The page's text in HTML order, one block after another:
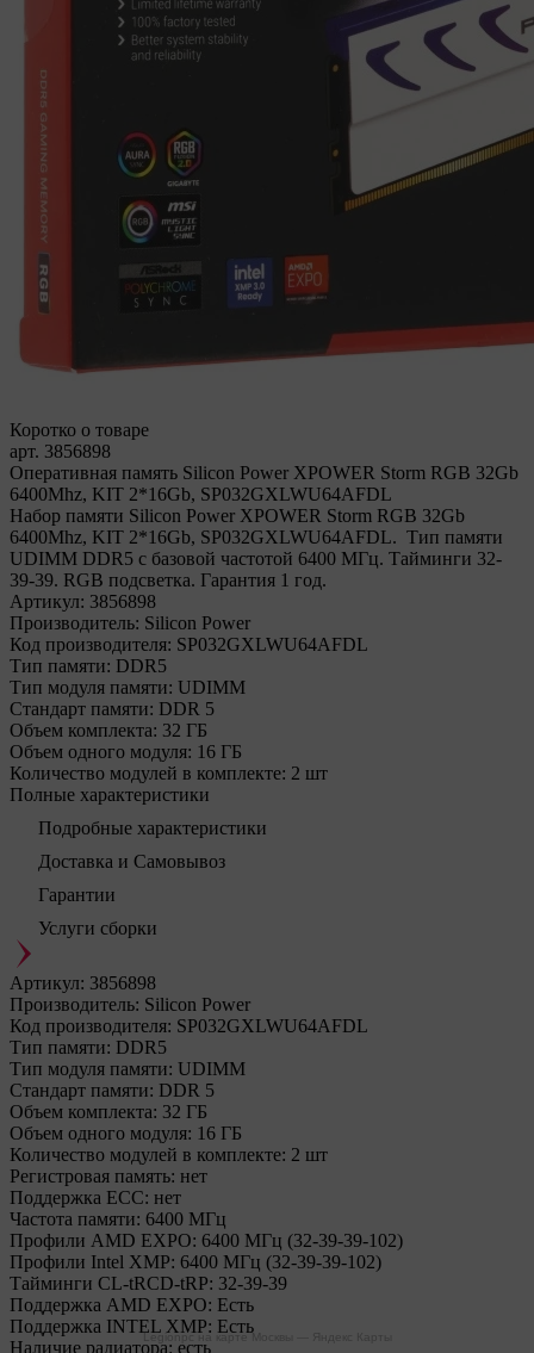
Коротко о товаре
арт. 3856898
Оперативная память Silicon Power XPOWER Storm RGB 32Gb
6400Mhz, KIT 2*16Gb, SP032GXLWU64AFDL
Набор памяти Silicon Power XPOWER Storm RGB 32Gb
6400Mhz, KIT 2*16Gb, SP032GXLWU64AFDL. Тип памяти
UDIMM DDR5 с базовой частотой 6400 МГц. Тайминги 32-
39-39. RGB подсветка. Гарантия 1 год.
Артикул: 3856898
Производитель: Silicon Power
Код производителя: SP032GXLWU64AFDL
Тип памяти: DDR5
Тип модуля памяти: UDIMM
Стандарт памяти: DDR 5
Объем комплекта: 32 ГБ
Объем одного модуля: 16 ГБ
Количество модулей в комплекте: 2 шт
Полные характеристики
Подробные характеристики
Доставка и Самовывоз
Гарантии
Услуги сборки
Артикул: 3856898
Производитель: Silicon Power
Код производителя: SP032GXLWU64AFDL
Тип памяти: DDR5
Тип модуля памяти: UDIMM
Стандарт памяти: DDR 5
Объем комплекта: 32 ГБ
Объем одного модуля: 16 ГБ
Количество модулей в комплекте: 2 шт
Регистровая память: нет
Поддержка ECC: нет
Частота памяти: 6400 МГц
Профили AMD EXPO: 6400 МГц (32-39-39-102)
Профили Intel XMP: 6400 МГц (32-39-39-102)
Тайминги CL-tRCD-tRP: 32-39-39
Поддержка AMD EXPO: Есть
Поддержка INTEL XMP: Есть
Наличие радиатора: есть
Legionpc на карте Москвы — Яндекс Карты